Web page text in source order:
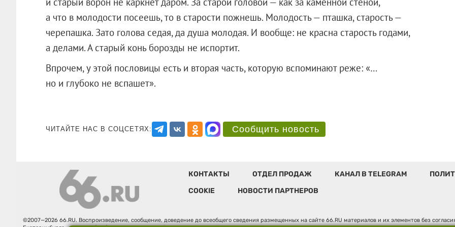
а что в молодости посеешь, то в старости пожнешь. Молодость — пташка, старость —
черепашка. Зато голова седая, да душа молодая. И вообще: не красна старость годами,
а делами. А старый конь борозды не испортит.
Впрочем, у этой пословицы есть и вторая часть, которую вспоминают реже: «…
но и глубоко не вспашет».
ЧИТАЙТЕ НАС В СОЦСЕТЯХ: Сообщить новость
КОНТАКТЫ ОТДЕЛ ПРОДАЖ КАНАЛ В TELEGRAM
COOKIE
НОВОСТИ ПАРТНЕРОВ
©2007—2026 66.RU. Воспроизведение, сообщение, доведение до всеобщего сведения размещенных на сайте 66.RU материалов и их элементов без